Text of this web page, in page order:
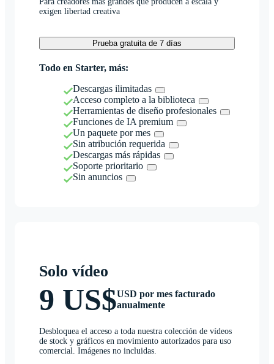
exigen libertad creativa
Prueba gratuita de 7 días
Todo en Starter, más:
Descargas ilimitadas
Acceso completo a la biblioteca
Herramientas de diseño profesionales
Funciones de IA premium
Un paquete por mes
Sin atribución requerida
Descargas más rápidas
Soporte prioritario
Sin anuncios
Solo vídeo
9 US$USD por mes facturado
anualmente
Desbloquea el acceso a toda nuestra colección de vídeos
de stock y gráficos en movimiento autorizados para uso
comercial. Imágenes no incluidas.